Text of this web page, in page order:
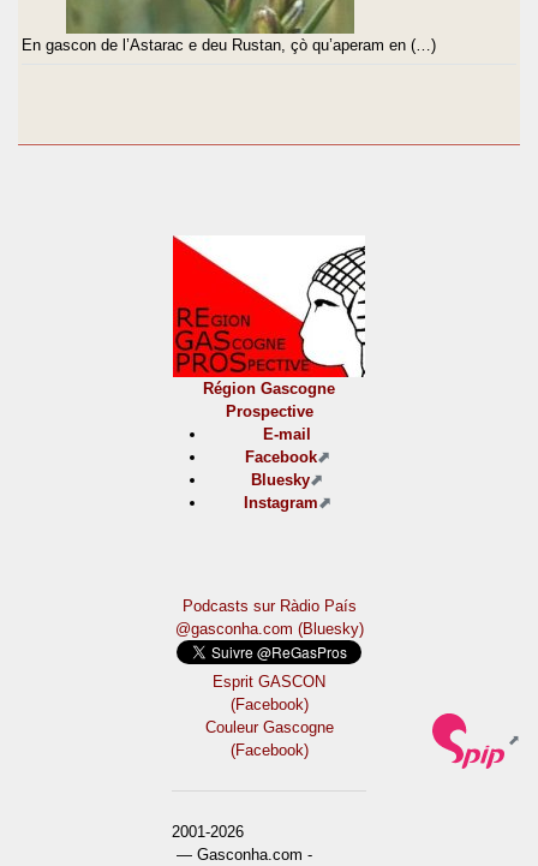
En gascon de l’Astarac e deu Rustan, çò qu’aperam en (…)
Région Gascogne
Prospective
E-mail
Facebook
Bluesky
Instagram
Podcasts sur Ràdio País
@gasconha.com (Bluesky)
Esprit GASCON
(Facebook)
Couleur Gascogne
(Facebook)
2001-2026
— Gasconha.com -